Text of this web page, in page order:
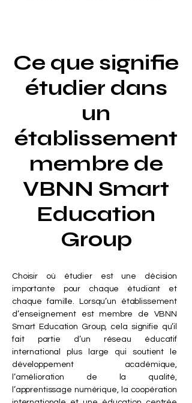
Ce que signifie
étudier dans
un
établissement
membre de
VBNN Smart
Education
Group
Choisir où étudier est une décision
importante pour chaque étudiant et
chaque famille. Lorsqu’un établissement
d’enseignement est membre de VBNN
Smart Education Group, cela signifie qu’il
fait partie d’un réseau éducatif
international plus large qui soutient le
développement académique,
l’amélioration de la qualité,
l’apprentissage numérique, la coopération